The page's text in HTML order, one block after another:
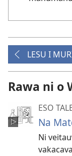
LESU I
Rawa ni o
ESO
Na
Ni